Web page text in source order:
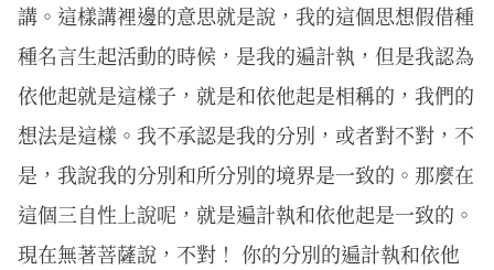
講。這樣講裡邊的意思就是說，我的這個思想假借種
種名言生起活動的時候，是我的遍計執，但是我認為
依他起就是這樣子，就是和依他起是相稱的，我們的
想法是這樣。我不承認是我的分別，或者對不對，不
是，我說我的分別和所分別的境界是一致的。那麼在
這個三自性上說呢，就是遍計執和依他起是一致的。
現在無著菩薩說，不對！ 你的分別的遍計執和依他